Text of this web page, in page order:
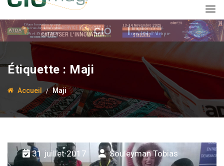
Étiquette : Maji
Accueil Maji
31 juillet 2017 Souleyman Tobias